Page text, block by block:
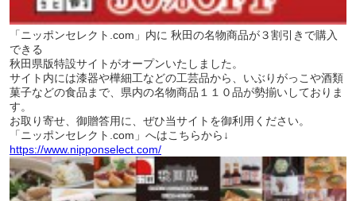
「ニッポンセレクト.com」内に 秋田の名物商品が３割引きで購入
できる
秋田県版特設サイトがオープンいたしました。
サイト内には漆器や樺細工などの工芸品から、いぶりがっこや酒類
菓子などの食品まで、県内の名物商品１１０品が勢揃いしておりま
す。
お取り寄せ、御贈答用に、ぜひ当サイトを御利用ください。
「ニッポンセレクト.com」へはこちらから↓
https://www.nipponselect.com/